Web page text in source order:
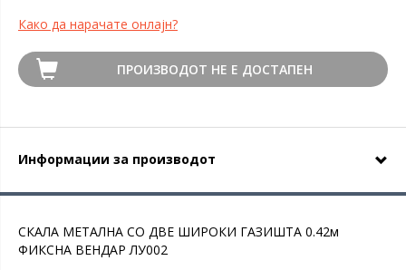
Како да нарачате онлајн?
ПРОИЗВОДОТ НЕ Е ДОСТАПЕН
Информации за производот
СКАЛА МЕТАЛНА СО ДВЕ ШИРОКИ ГАЗИШТА 0.42м
ФИКСНА ВЕНДАР ЛУ002